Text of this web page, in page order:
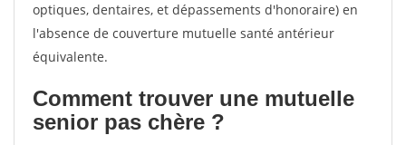
optiques, dentaires, et dépassements d'honoraire) en
l'absence de couverture mutuelle santé antérieur
équivalente.
Comment trouver une mutuelle
senior pas chère ?